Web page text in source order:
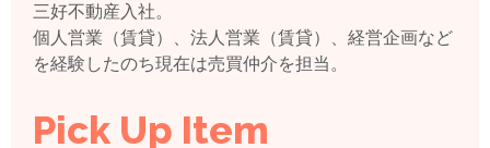
三好不動産入社。
個人営業（賃貸）、法人営業（賃貸）、経営企画など
を経験したのち現在は売買仲介を担当。
Pick Up Item